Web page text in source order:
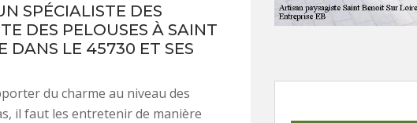
SPÉCIALISTE DES
DES PELOUSES À SAINT
DANS LE 45730 ET SES
du charme au niveau des
il faut les entretenir de manière